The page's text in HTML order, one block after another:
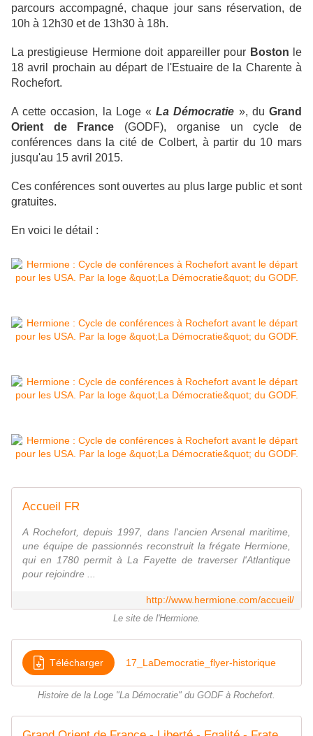
parcours accompagné, chaque jour sans réservation, de
10h à 12h30 et de 13h30 à 18h.
La prestigieuse Hermione doit appareiller pour Boston le
18 avril prochain au départ de l'Estuaire de la Charente à
Rochefort.
A cette occasion, la Loge «La Démocratie », duGrand
Orient de France (GODF), organise un cycle de
conférences dans la cité de Colbert, à partir du 10 mars
jusqu'au 15 avril 2015.
Ces conférences sont ouvertes au plus large public et sont
gratuites.
En voici le détail :
Accueil FR
A Rochefort, depuis 1997, dans l'ancien Arsenal maritime,
une équipe de passionnés reconstruit la frégate Hermione,
qui en 1780 permit à La Fayette de traverser l'Atlantique
pour rejoindre ...
http://www.hermione.com/accueil/
Le site de l'Hermione.
Télécharger 17_LaDemocratie_flyer-historique
Histoire de la Loge "La Démocratie" du GODF à Rochefort.